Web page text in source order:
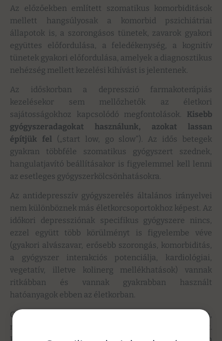
Az előzőekben említett szomatikus komorbiditások
mellett hangsúlyosak a komorbid pszichiátriai
állapotok is, a szorongásos tünetek, zavarok gyakori
együttes előfordulása, a feledékenység, a kognitív
tünetek gyakori előfordulása, amelyek a diagnosztikus
nehézség mellett kezelési kihívást is jelentenek.
Az időskorban a depresszió farmakoterápiás
kezelésekor sem mellőzhetők az életkori
sajátosságokhoz kapcsolódó megfontolások. Kisebb
gyógyszeradagokat használunk, azokat lassan
építjük fel(„start low, go slow”). Az idős betegek
gyakran többféle szomatikus gyógyszert szednek,
hangulatjavító beállításakor is figyelemmel kell lenni
az esetleges gyógyszerkölcsönhatásokra.
Az antidepresszív gyógyszerelés általános irányelvei
nem különböznek más életkorcsoportokhoz képest. Az
időkori depressziónak specifikus gyógyszere nincs,
ezzel együtt több körülményt is figyelembe véve
(gyakori alvászavar, erősebb szorongás, komorbiditás,
a gyógyszer interakciós potenciálja, kardiológiai,
vegetatív, illetve kolinerg mellékhatások) vannak
ritkábban és vannak gyakrabban használt
hatóanyagok ebben az életkorban.
Gyakrabban használatos a tianeptin, trazodon,
mianzerin, moclobemid, illetve az SSRI-csoport.